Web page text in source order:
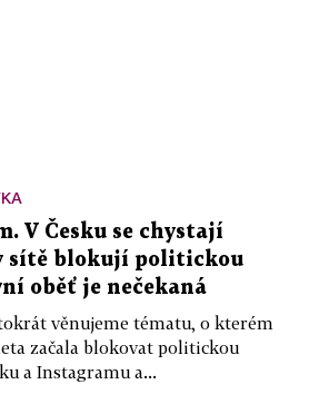
V Česku se chystají
sítě blokují politickou
oběť je nečekaná
věnujeme tématu, o kterém
začala blokovat politickou
a Instagramu a...